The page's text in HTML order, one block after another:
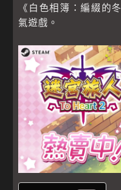
《白色相簿：編綴的
氣遊戲。